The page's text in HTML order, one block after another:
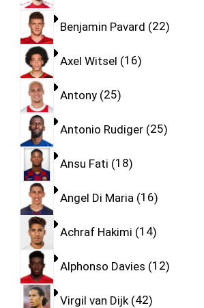
Benjamin Pavard 22
Axel Witsel 16
Antony 25
Antonio Rudiger 25
Ansu Fati 18
Angel Di Maria 16
Achraf Hakimi 14
Alphonso Davies 12
Virgil van Dijk 42